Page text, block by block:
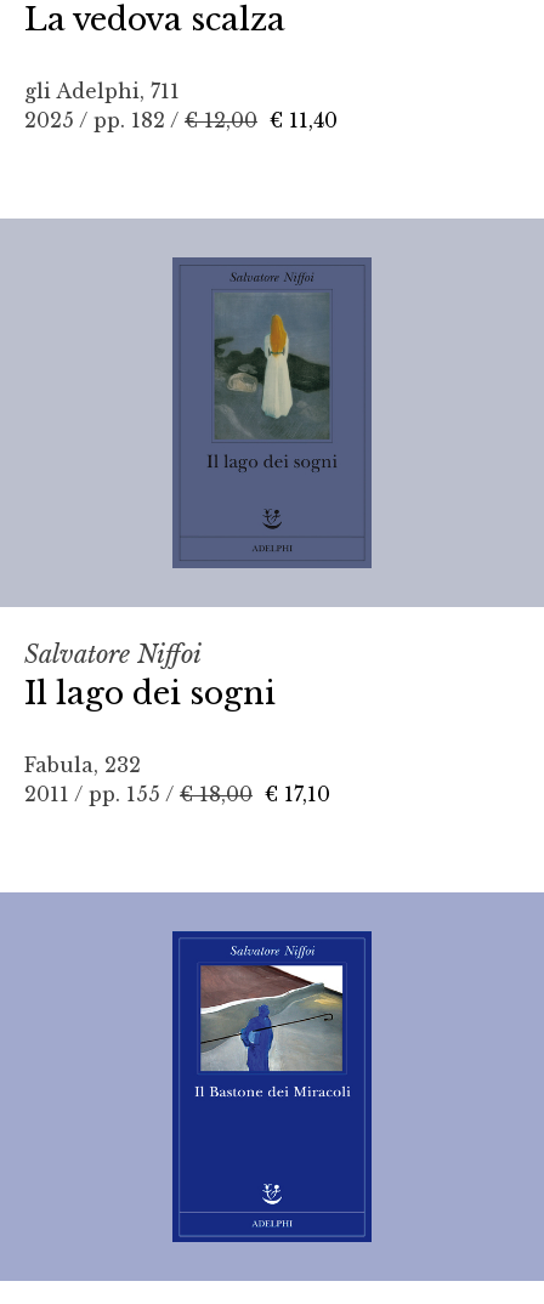
La vedova scalza
gli Adelphi, 711
2025 / pp. 182 / € 12,00 € 11,40
Salvatore Niffoi
Il lago dei sogni
Fabula, 232
2011 / pp. 155 / € 18,00 € 17,10